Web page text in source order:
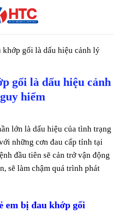
khớp gối là dấu hiệu cảnh lý
gối là dấu hiệu cảnh
hiểm
lớn là dấu hiệu của tình trạng
những cơn đau cấp tính tại
đầu tiên sẽ cản trở vận động
sẽ làm chậm quá trình phát
em bị đau khớp gối